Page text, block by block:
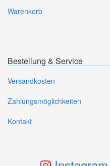
Warenkorb
Bestellung & Service
Versandkosten
Zahlungsmöglichkeiten
Kontakt